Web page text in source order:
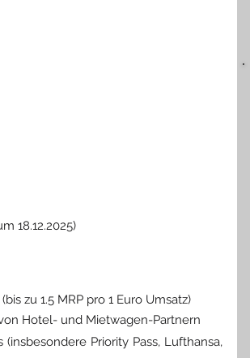
18.12.2025)
zu 1.5 MRP pro 1 Euro Umsatz)
Hotel- und Mietwagen-Partnern
Priority Pass, Lufthansa,